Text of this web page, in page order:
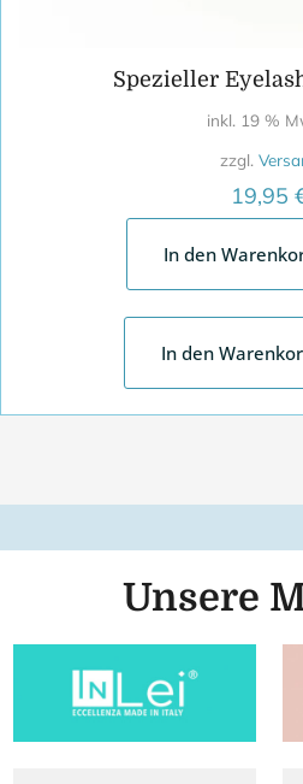
Spezieller
inkl. 19 %
zzgl.
19,95
In den
In den
Unsere